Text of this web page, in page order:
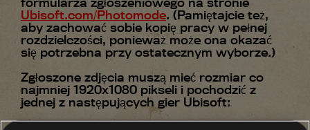
Ubisoft.com/Photomode. (Pamiętajcie też,
aby zachować sobie kopię pracy w pełnej
rozdzielczości, ponieważ może ona okazać
się potrzebna przy ostatecznym wyborze.)
Zgłoszone zdjęcia muszą mieć rozmiar co
najmniej 1920x1080 pikseli i pochodzić z
jednej z następujących gier Ubisoft: